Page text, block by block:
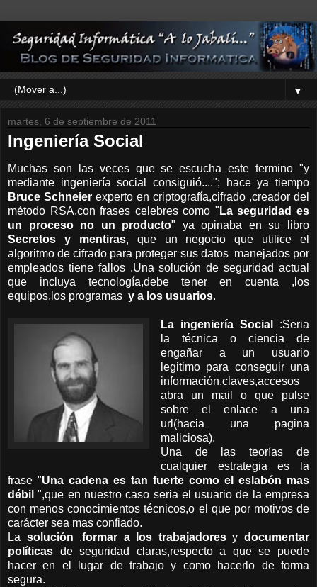
▼
martes, 6 de septiembre de 2011
Ingeniería Social
Muchas son las veces que se escucha este termino "y
mediante ingeniería social consiguió...."; hace ya tiempo
Bruce Schneier experto en criptografía,cifrado ,creador del
método RSA,con frases celebres como " La seguridad es
un proceso no un producto" ya opinaba en su libro
Secretos y mentiras, que un negocio que utilice el
algoritmo de cifrado para proteger sus datos manejados por
empleados tiene fallos .Una solución de seguridad actual
que incluya tecnología,debe tener en cuenta ,los
equipos,los programas y a los usuarios.
La ingeniería Social
:Seria
la técnica o ciencia de
engañar a un usuario
legitimo para conseguir una
información,claves,accesos
abra un mail o que pulse
sobre el enlace a una
url(hacia una pagina
maliciosa).
Una de las teorías de
cualquier estrategia es la
frase "Una cadena es tan fuerte como el eslabón mas
débil ",que en nuestro caso seria el usuario de la empresa
con menos conocimientos técnicos,o el que por motivos de
carácter sea mas confiado.
La solución ,formar a los trabajadoresydocumentar
políticas de seguridad claras,respecto a que se puede
hacer en el lugar de trabajo y como hacerlo de forma
segura.